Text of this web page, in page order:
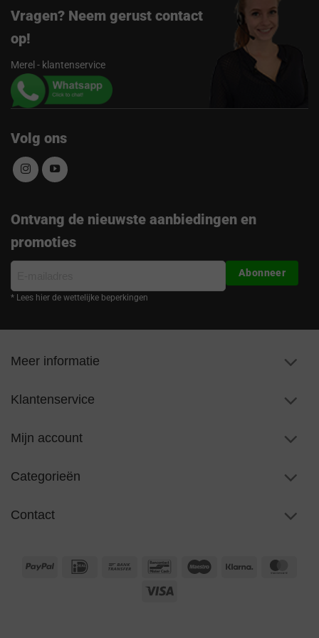
Vragen? Neem gerust contact
op!
Merel - klantenservice
Volg ons
Ontvang de nieuwste aanbiedingen en
promoties
mailadres
* Lees hier de wettelijke beperkingen
Abonneer
Meer informatie
Klantenservice
Mijn account
Categorieën
Contact
PayPal IDeal
Bank
BancontactMaestro Klarna